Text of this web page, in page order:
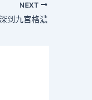
NEXT
到九宮格濃